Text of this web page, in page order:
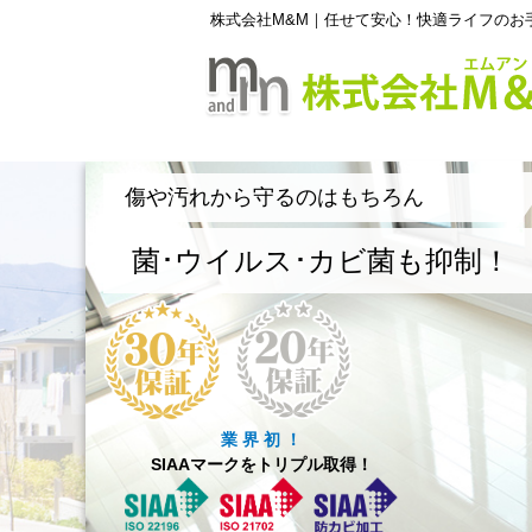
株式会社M&M｜任せて安心！快適ライフのお
傷や汚れから守るのはもちろん
菌･ウイルス･カビ菌も抑制！
業 界 初 ！
SIAAマークをトリプル取得！